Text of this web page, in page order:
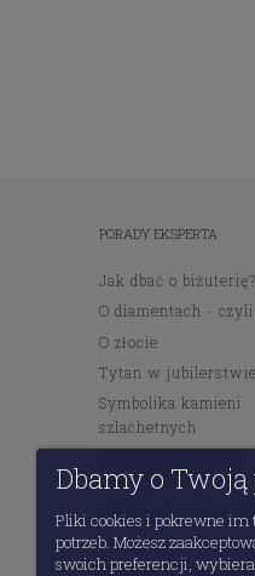
PORADY EKSPERTA
Jak dbać o biżuterię?
O diamentach - czyli
O złocie
Tytan w jubilerstwie
Symbolika kamieni
szlachetnych
zaręczynowego
Wybór obrączek
Jak zmierzyć
Dbamy o
Pliki cookies i pokrewne im
potrzeb. Możesz
swoich preferencji,